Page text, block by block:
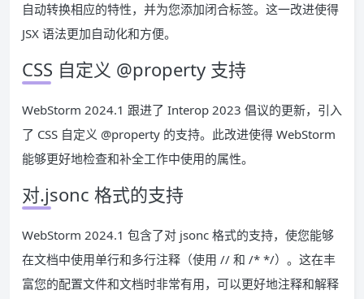
自动转换相应的特性，并为您添加闭合标签。这一改进使得
JSX 语法更加自动化和方便。
CSS 自定义 @property 支持
WebStorm 2024.1 跟进了 Interop 2023 倡议的更新，引入
了 CSS 自定义 @property 的支持。此改进使得 WebStorm
能够更好地检查和补全工作中使用的属性。
对.jsonc 格式的支持
WebStorm 2024.1 包含了对 jsonc 格式的支持，使您能够
在文档中使用单行和多行注释（使用 // 和 /* */）。这在丰
富您的配置文件和文档时非常有用，可以更好地注释和解释